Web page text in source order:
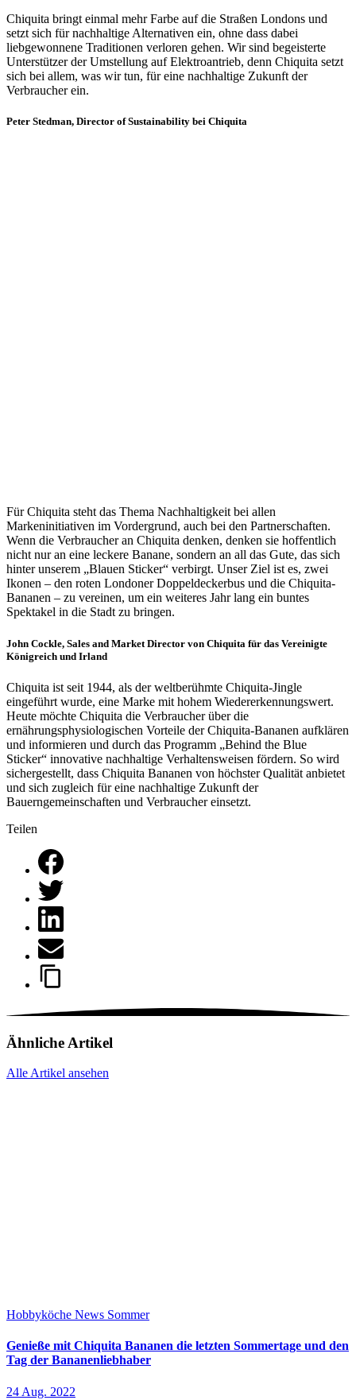
Chiquita bringt einmal mehr Farbe auf die Straßen Londons und
setzt sich für nachhaltige Alternativen ein, ohne dass dabei
liebgewonnene Traditionen verloren gehen. Wir sind begeisterte
Unterstützer der Umstellung auf Elektroantrieb, denn Chiquita setzt
sich bei allem, was wir tun, für eine nachhaltige Zukunft der
Verbraucher ein.
Peter Stedman, Director of Sustainability bei Chiquita
Für Chiquita steht das Thema Nachhaltigkeit bei allen
Markeninitiativen im Vordergrund, auch bei den Partnerschaften.
Wenn die Verbraucher an Chiquita denken, denken sie hoffentlich
nicht nur an eine leckere Banane, sondern an all das Gute, das sich
hinter unserem „Blauen Sticker“ verbirgt. Unser Ziel ist es, zwei
Ikonen – den roten Londoner Doppeldeckerbus und die Chiquita-
Bananen – zu vereinen, um ein weiteres Jahr lang ein buntes
Spektakel in die Stadt zu bringen.
John Cockle, Sales and Market Director von Chiquita für das Vereinigte
Königreich und Irland
Chiquita ist seit 1944, als der weltberühmte Chiquita-Jingle
eingeführt wurde, eine Marke mit hohem Wiedererkennungswert.
Heute möchte Chiquita die Verbraucher über die
ernährungsphysiologischen Vorteile der Chiquita-Bananen aufklären
und informieren und durch das Programm „Behind the Blue
Sticker“ innovative nachhaltige Verhaltensweisen fördern. So wird
sichergestellt, dass Chiquita Bananen von höchster Qualität anbietet
und sich zugleich für eine nachhaltige Zukunft der
Bauerngemeinschaften und Verbraucher einsetzt.
Teilen
Ähnliche Artikel
Alle Artikel ansehen
Hobbyköche News Sommer
Genieße mit Chiquita Bananen die letzten Sommertage und den
Tag der Bananenliebhaber
24 Aug. 2022